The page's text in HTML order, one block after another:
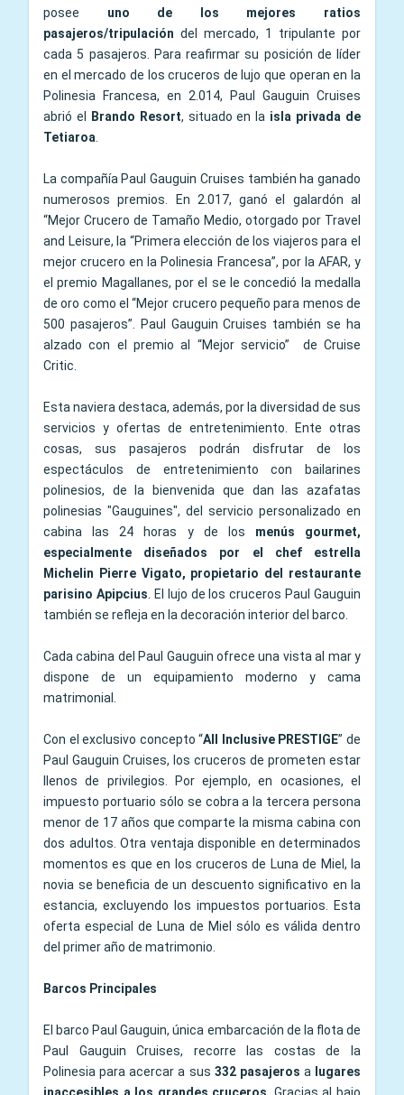
posee uno de los mejores ratios
pasajeros/tripulación del mercado, 1 tripulante por
cada 5 pasajeros. Para reafirmar su posición de líder
en el mercado de los cruceros de lujo que operan en la
Polinesia Francesa, en 2.014, Paul Gauguin Cruises
abrió el
Brando Resort, situado en la isla privada de
Tetiaroa
La compañía Paul Gauguin Cruises también ha ganado
numerosos premios. En 2.017, ganó el galardón al
“Mejor Crucero de Tamaño Medio, otorgado por Travel
and Leisure, la “Primera elección de los viajeros para el
mejor crucero en la Polinesia Francesa”, por la AFAR, y
el premio Magallanes, por el se le concedió la medalla
de oro como el “Mejor crucero pequeño para menos de
500 pasajeros”. Paul Gauguin Cruises también se ha
alzado con el premio al “Mejor servicio” de Cruise
Critic.
Esta naviera destaca, además, por la diversidad de sus
servicios y ofertas de entretenimiento. Ente otras
cosas, sus pasajeros podrán disfrutar de los
espectáculos de entretenimiento con bailarines
polinesios, de la bienvenida que dan las azafatas
polinesias "Gauguines", del servicio personalizado en
cabina las 24 horas y de los menús gourmet,
especialmente diseñados por el chef estrella
Michelin Pierre Vigato, propietario del restaurante
parisino Apipcius . El lujo de los cruceros Paul Gauguin
también se refleja en la decoración interior del barco.
Cada cabina del Paul Gauguin ofrece una vista al mar y
dispone de un equipamiento moderno y cama
matrimonial.
Con el exclusivo concepto “All Inclusive PRESTIGE” de
Paul Gauguin Cruises, los cruceros de prometen estar
llenos de privilegios. Por ejemplo, en ocasiones, el
impuesto portuario sólo se cobra a la tercera persona
menor de 17 años que comparte la misma cabina con
dos adultos. Otra ventaja disponible en determinados
momentos es que en los cruceros de Luna de Miel, la
novia se beneficia de un descuento significativo en la
estancia, excluyendo los impuestos portuarios. Esta
oferta especial de Luna de Miel sólo es válida dentro
del primer año de matrimonio.
Barcos Principales
El barco Paul Gauguin, única embarcación de la flota de
Paul Gauguin Cruises, recorre las costas de la
Polinesia para acercar a sus 332 pasajeros a
lugares